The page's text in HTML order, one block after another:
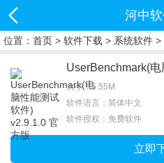
河中软
位置： 首页 > 软件下载 > 系统软件 >
大小：5.55M
软件语言：简体中文
软件授权：免费软件
立即